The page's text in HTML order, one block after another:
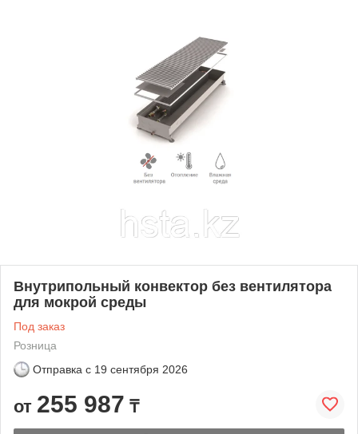
Внутрипольный конвектор без вентилятора
для мокрой среды
Под заказ
Розница
Отправка с 19 сентября 2026
от 255 987 ₸